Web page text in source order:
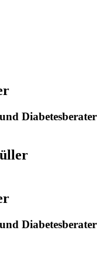
Diabetesberater
Diabetesberater